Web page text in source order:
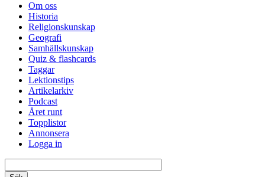
Om oss
Historia
Religionskunskap
Geografi
Samhällskunskap
Quiz & flashcards
Taggar
Lektionstips
Artikelarkiv
Podcast
Året runt
Topplistor
Annonsera
Logga in